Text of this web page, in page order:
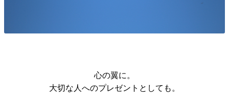
心の翼に。
大切な人へのプレゼントとしても。